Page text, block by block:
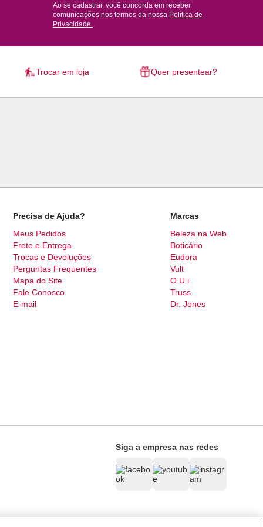
Ao se cadastrar, você concorda em receber
comunicações nos termos da nossa Política de
Privacidade .
Trocar em loja Quer presentear?
Precisa de Ajuda?
Meus Pedidos
Frete e Entrega
Trocas e Devoluções
Perguntas Frequentes
Mapa do Site
Fale Conosco
E-mail
Marcas
Beleza na Web
Boticário
Eudora
Vult
O.U.i
Truss
Dr. Jones
Siga a empresa nas redes